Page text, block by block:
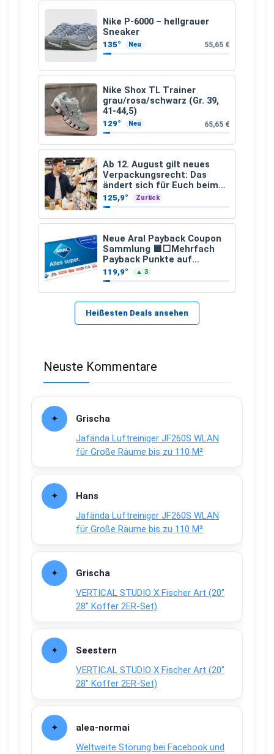
Nike P-6000 – hellgrauer
Sneaker
135° Neu 55,65 €
Nike Shox TL Trainer
grau/rosa/schwarz (Gr. 39,
41-44,5)
129° Neu 65,65 €
Ab 12. August gilt neues
Verpackungsrecht: Das
ändert sich für Euch beim
Einkauf
125,9° Zurück
Neue Aral Payback Coupon
Sammlung 🟦⬜Mehrfach
Payback Punkte auf
Kraftstoffe und Erdgas
119,9° ▲ 3
Heißesten Deals ansehen
Neuste Kommentare
Grischa
Jafända Luftreiniger JF260S WLAN
für Große Räume bis zu 110 M²
Hans
Jafända Luftreiniger JF260S WLAN
für Große Räume bis zu 110 M²
Grischa
VERTICAL STUDIO X Fischer Art (20″
28″ Koffer 2ER-Set)
Seestern
VERTICAL STUDIO X Fischer Art (20″
28″ Koffer 2ER-Set)
alea-normai
Weltweite Störung bei Facebook und